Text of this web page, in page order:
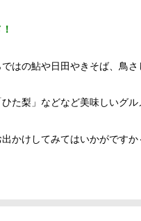
はの鮎や日田やきそば、鳥さ
た梨」などなど美味しいグル
かけしてみてはいかがですか